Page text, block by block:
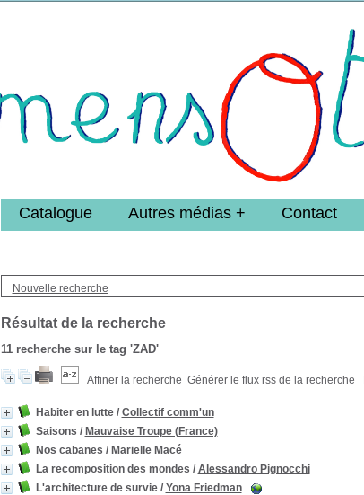
Nouvelle recherche
Résultat de la recherche
11recherche sur le tag 'ZAD'
Affiner la recherche Générer le flux rss de la recherche
Habiter en lutte/ Collectif comm'un
Saisons / Mauvaise Troupe (France)
Nos cabanes / Marielle Macé
La recomposition des mondes / Alessandro Pignocchi
L'architecture de survie/ Yona Friedman
Catalogue Autres médias Contact